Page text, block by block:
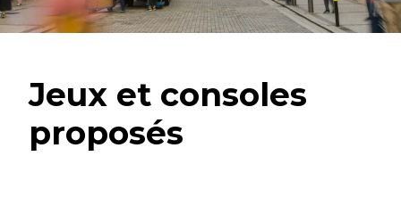
Jeux et consoles
proposés